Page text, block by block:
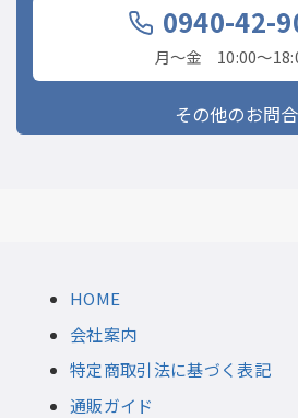
0940-42-
月〜金 10:00〜
その他のお問
HOME
会社案内
特定商取引法に基づく表記
通販ガイド